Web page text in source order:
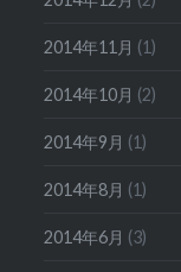
2014年11月 (1)
2014年10月 (2)
2014年9月 (1)
2014年8月 (1)
2014年6月 (3)